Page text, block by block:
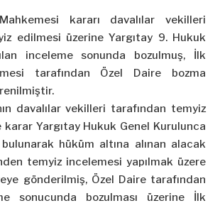
kararı davalılar vekilleri
edilmesi üzerine Yargıtay 9. Hukuk
inceleme sonunda bozulmuş, İlk
tarafından Özel Daire bozma
davalılar vekilleri tarafından temyiz
Yargıtay Hukuk Genel Kurulunca
hüküm altına alınan alacak
temyiz incelemesi yapılmak üzere
gönderilmiş, Özel Daire tarafından
sonucunda bozulması üzerine İlk